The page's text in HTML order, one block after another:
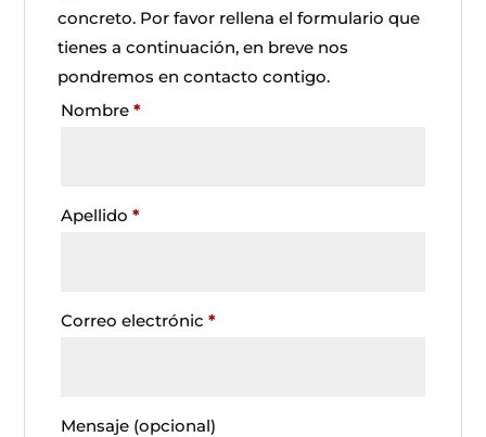
concreto. Por favor rellena el formulario que
tienes a continuación, en breve nos
pondremos en contacto contigo.
Nombre*
Apellido*
Correo electrónic*
Mensaje (opcional)